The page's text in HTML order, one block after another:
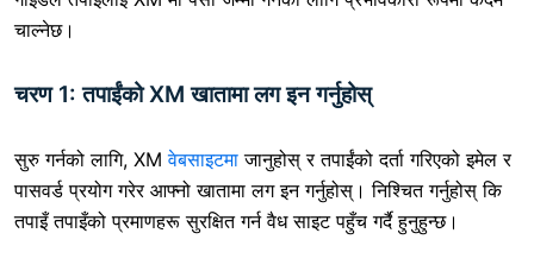
चाल्नेछ।
चरण 1: तपाईंको XM खातामा लग इन गर्नुहोस्
सुरु गर्नको लागि, XMवेबसाइटमा जानुहोस् र तपाईंको दर्ता गरिएको इमेल र
पासवर्ड प्रयोग गरेर आफ्नो खातामा लग इन गर्नुहोस्। निश्चित गर्नुहोस् कि
तपाइँ तपाइँको प्रमाणहरू सुरक्षित गर्न वैध साइट पहुँच गर्दै हुनुहुन्छ।